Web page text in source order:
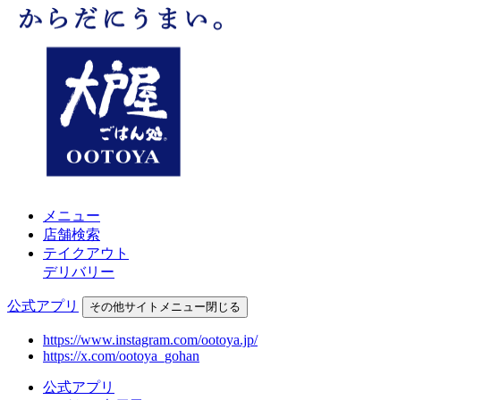
メニュー
店舗検索
テイクアウト
デリバリー
公式アプリ その他サイトメニュー閉じる
https://www.instagram.com/ootoya.jp/
https://x.com/ootoya_gohan
公式アプリ